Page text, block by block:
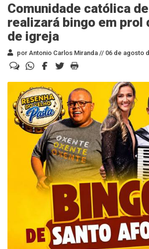
Comunidade católica
realizará bingo em prol
de igreja
por Antonio Carlos Miranda // 06 de agosto